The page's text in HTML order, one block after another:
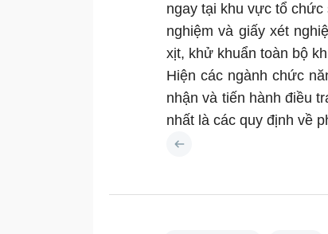
ngay tại khu vực tổ
nghiệm và giấy xét
xịt, khử khuẩn toàn bộ
Hiện các ngành chức
nhận và tiến hành điều
nhất là các quy định về